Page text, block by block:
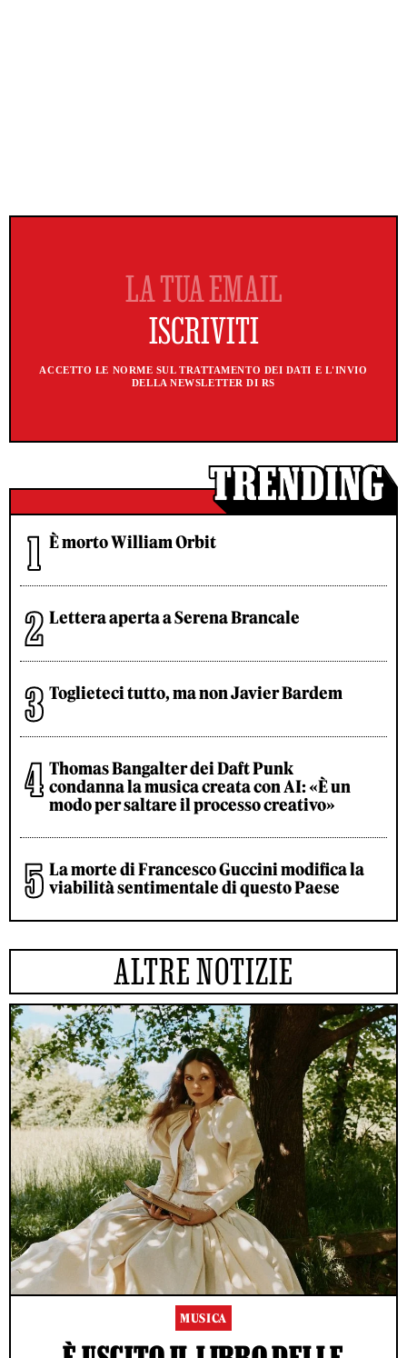
ACCETTO LE NORME SUL TRATTAMENTO DEI DATI E L'INVIO
DELLA NEWSLETTER DI RS
È morto William Orbit
Lettera aperta a Serena Brancale
Toglieteci tutto, ma non Javier Bardem
Thomas Bangalter dei Daft Punk
condanna la musica creata con AI: «È un
modo per saltare il processo creativo»
La morte di Francesco Guccini modifica la
viabilità sentimentale di questo Paese
ALTRE NOTIZIE
MUSICA